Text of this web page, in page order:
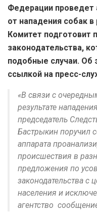
Федерации проведет
от нападения собак
Комитет подготовит
законодательства,
подобные случаи.
ссылкой на пресс-
«В связи с
результате
председатель
Бастрыкин поручил
аппарата
происшествия в
предложения по
законодательства
населения и
агентство